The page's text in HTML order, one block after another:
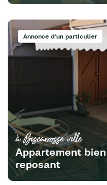
Annonce d'un particulier
à Biscarrosse ville
Appartement
reposant